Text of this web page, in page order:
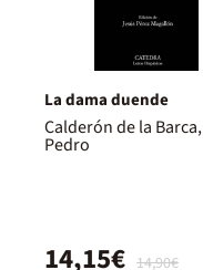
La dama duende
Calderón de la Barca,
Pedro
14,90€
14,15€